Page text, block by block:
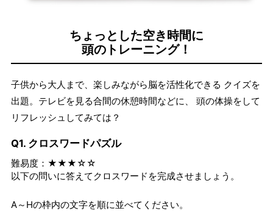
ちょっとした空き時間に
頭のトレーニング！
子供から大人まで、楽しみながら脳を活性化できる クイズを
出題。テレビを見る合間の休憩時間などに、 頭の体操をして
リフレッシュしてみては？
Q1. クロスワードパズル
難易度：★★★☆☆
以下の問いに答えてクロスワードを完成させましょう。
A～Hの枠内の文字を順に並べてください。